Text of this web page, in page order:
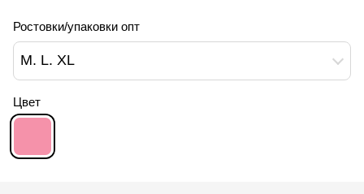
Ростовки/упаковки опт
M. L. XL
Цвет